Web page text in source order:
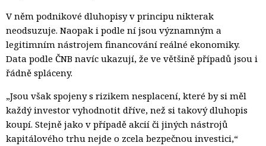
V něm podnikové dluhopisy v principu nikterak
neodsuzuje. Naopak i podle ní jsou významným a
legitimním nástrojem financování reálné ekonomiky.
Data podle ČNB navíc ukazují, že ve většině případů jsou i
řádně spláceny.
„Jsou však spojeny s rizikem nesplacení, které by si měl
každý investor vyhodnotit dříve, než si takový dluhopis
koupí. Stejně jako v případě akcií či jiných nástrojů
kapitálového trhu nejde o zcela bezpečnou investici,“